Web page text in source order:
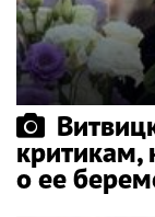
критикам,
о ее